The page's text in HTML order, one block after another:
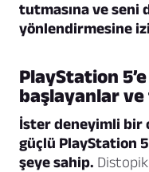
tutmasına ve seni
yönlendirmesine
PlayStation
başlayanlar ve
İster deneyimli bir
güçlü PlayStation
şeye sahip.